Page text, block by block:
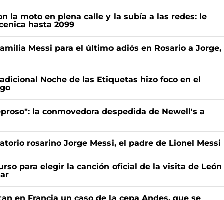
la moto en plena calle y la subía a las redes: le
hasta 2099
Messi para el último adiós en Rosario a Jorge,
Noche de las Etiquetas hizo foco en el
la conmovedora despedida de Newell's a
rosarino Jorge Messi, el padre de Lionel Messi
para elegir la canción oficial de la visita de León